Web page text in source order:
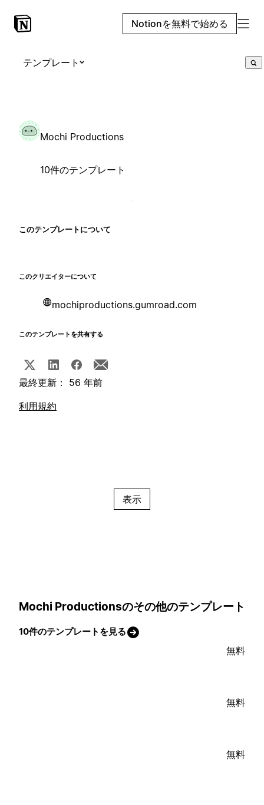
Notionを無料で始める
テンプレート
Mochi Productions
10件のテンプレート
このテンプレートについて
このクリエイターについて
mochiproductions.gumroad.com
このテンプレートを共有する
最終更新： 56 年前
利用規約
表示
Mochi Productionsのその他のテンプレート
10件のテンプレートを見る
無料
無料
無料